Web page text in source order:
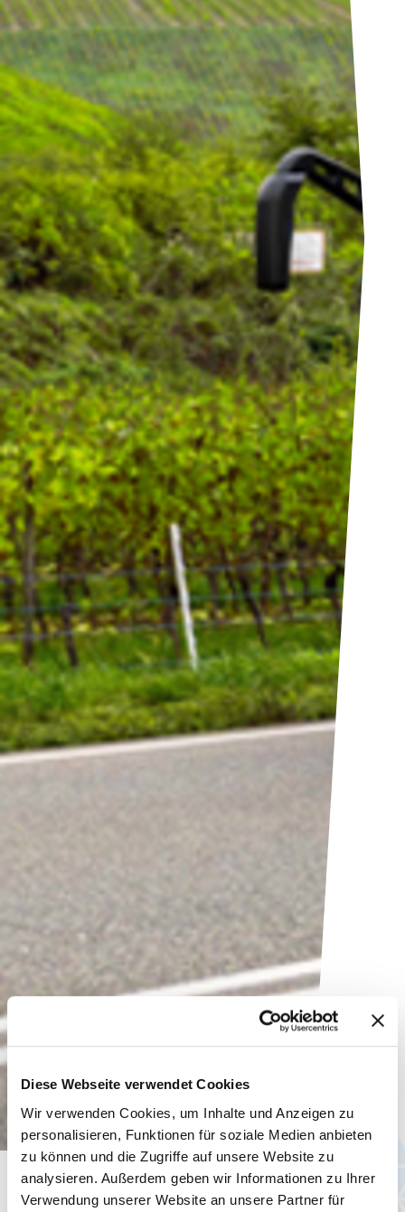
Diese Webseite verwendet Cookies
Wir verwenden Cookies, um Inhalte und Anzeigen zu
personalisieren, Funktionen für soziale Medien anbieten
zu können und die Zugriffe auf unsere Website zu
analysieren. Außerdem geben wir Informationen zu Ihrer
Verwendung unserer Website an unsere Partner für
Aktuelles